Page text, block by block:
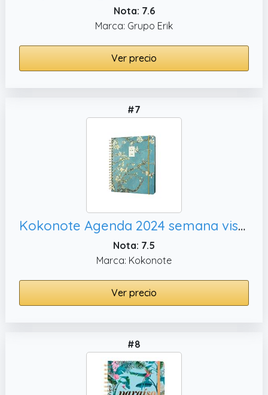
Nota: 7.6
Marca: Grupo Erik
Ver precio
#7
Kokonote Agenda 2024 semana vista Van Gogh - Agenda escritorio - Agenda 2024 semana vista │ Agenda semana vista 17 meses - Agenda semanal 2024 - Agenda 2024 Van Gogh, Papelería bonita
Nota: 7.5
Marca: Kokonote
Ver precio
#8